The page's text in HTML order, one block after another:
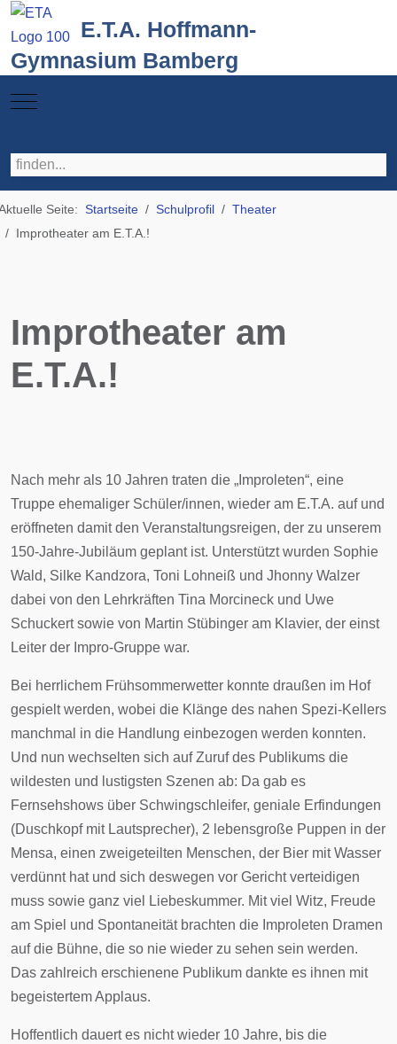
E.T.A. Hoffmann-
Gymnasium Bamberg
Mobile Menu Toggle
Seite: Startseite Schulprofil
Theater
Improtheater am E.T.A.!
Improtheater am
E.T.A.!
Nach mehr als 10 Jahren traten die „Improleten“, eine
Truppe ehemaliger Schüler/innen, wieder am E.T.A. auf und
eröffneten damit den Veranstaltungsreigen, der zu unserem
150-Jahre-Jubiläum geplant ist. Unterstützt wurden Sophie
Wald, Silke Kandzora, Toni Lohneiß und Jhonny Walzer
dabei von den Lehrkräften Tina Morcineck und Uwe
Schuckert sowie von Martin Stübinger am Klavier, der einst
Leiter der Impro-Gruppe war.
Bei herrlichem Frühsommerwetter konnte draußen im Hof
gespielt werden, wobei die Klänge des nahen Spezi-Kellers
manchmal in die Handlung einbezogen werden konnten.
Und nun wechselten sich auf Zuruf des Publikums die
wildesten und lustigsten Szenen ab: Da gab es
Fernsehshows über Schwingschleifer, geniale Erfindungen
(Duschkopf mit Lautsprecher), 2 lebensgroße Puppen in der
Mensa, einen zweigeteilten Menschen, der Bier mit Wasser
verdünnt hat und sich deswegen vor Gericht verteidigen
muss sowie ganz viel Liebeskummer. Mit viel Witz, Freude
am Spiel und Spontaneität brachten die Improleten Dramen
auf die Bühne, die so nie wieder zu sehen sein werden.
Das zahlreich erschienene Publikum dankte es ihnen mit
begeistertem Applaus.
Hoffentlich dauert es nicht wieder 10 Jahre, bis die